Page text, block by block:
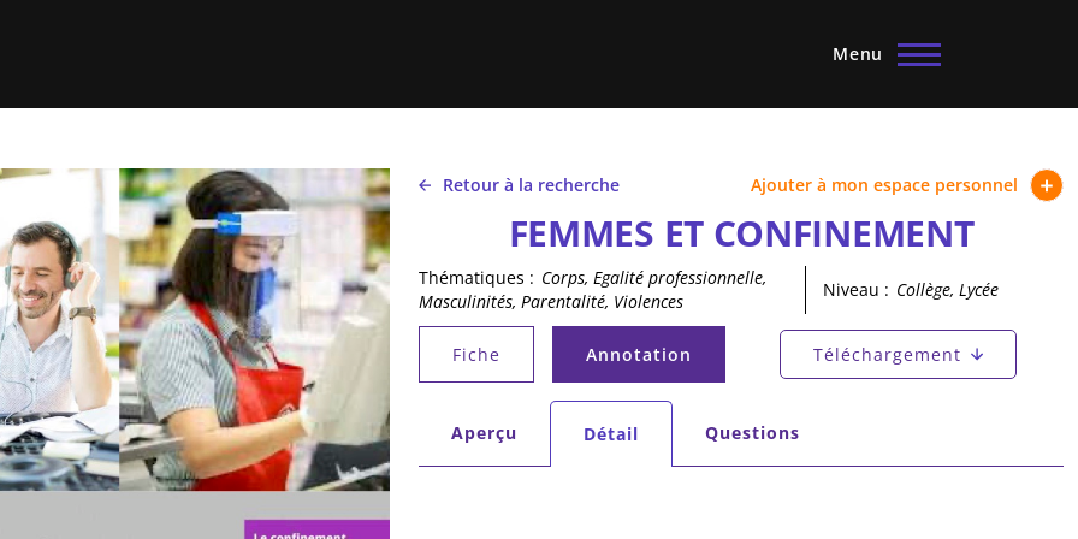
Menu
Retour à la recherche Ajouter à mon espace personnel
FEMMES ET CONFINEMENT
Thématiques : Corps, Egalité professionnelle,
Masculinités, Parentalité, Violences
Niveau : Collège, Lycée
Onglets principaux
Fiche Annotation
(onglet actif) Téléchargement
Onglets secondaires
Aperçu Détail
(onglet actif) Questions